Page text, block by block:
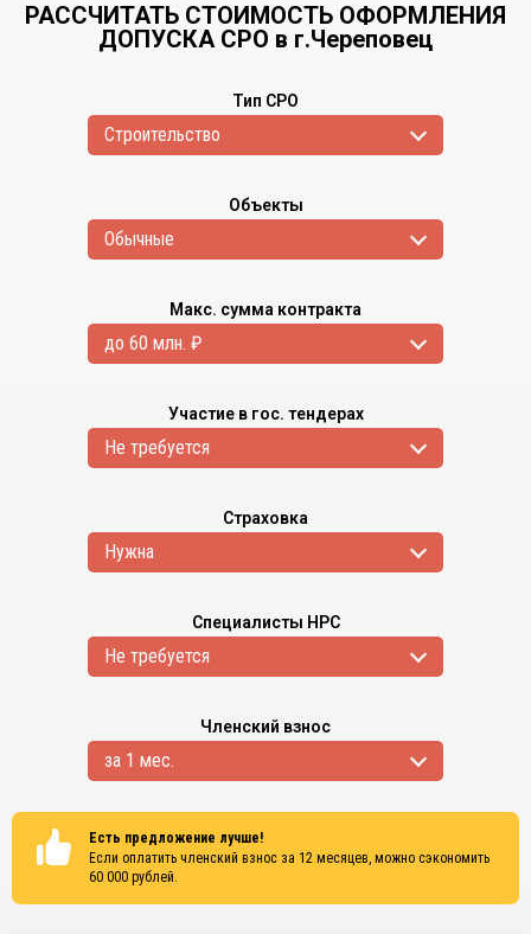
РАССЧИТАТЬ СТОИМОСТЬ ОФОРМЛЕНИЯ
ДОПУСКА СРО в г.Череповец
Тип СРО
Cтроительство
Объекты
Обычные
Макс. сумма контракта
до 60 млн. ₽
Участие в гос. тендерах
Не требуется
Страховка
Нужна
Специалисты НРС
Не требуется
Членский взнос
за 1 мес.
Есть предложение лучше!
Если оплатить членский взнос за 12 месяцев, можно сэкономить
60 000 рублей.